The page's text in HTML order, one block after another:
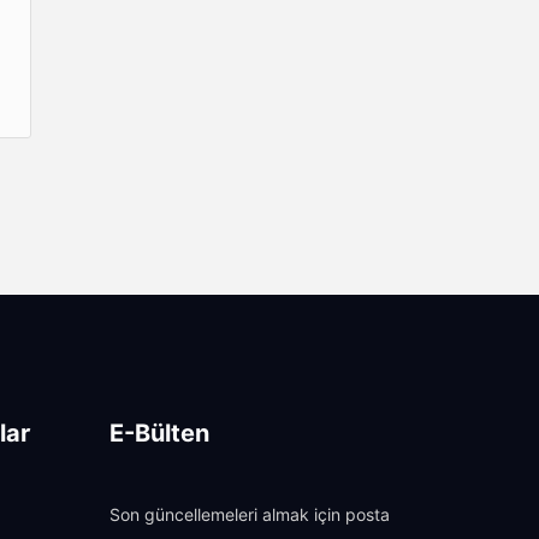
E-Bülten
Son güncellemeleri almak için posta